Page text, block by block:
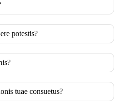
potestis?
tuae consuetus?